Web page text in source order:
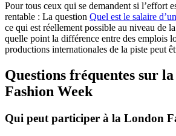
Pour tous ceux qui se demandent si l’effort
rentable : La question Quel est le salaire
ce qui est réellement possible au niveau de
quelle point la différence entre des emplois
productions internationales de la piste peut
Questions fréquentes sur
Fashion Week
Qui peut participer à la London